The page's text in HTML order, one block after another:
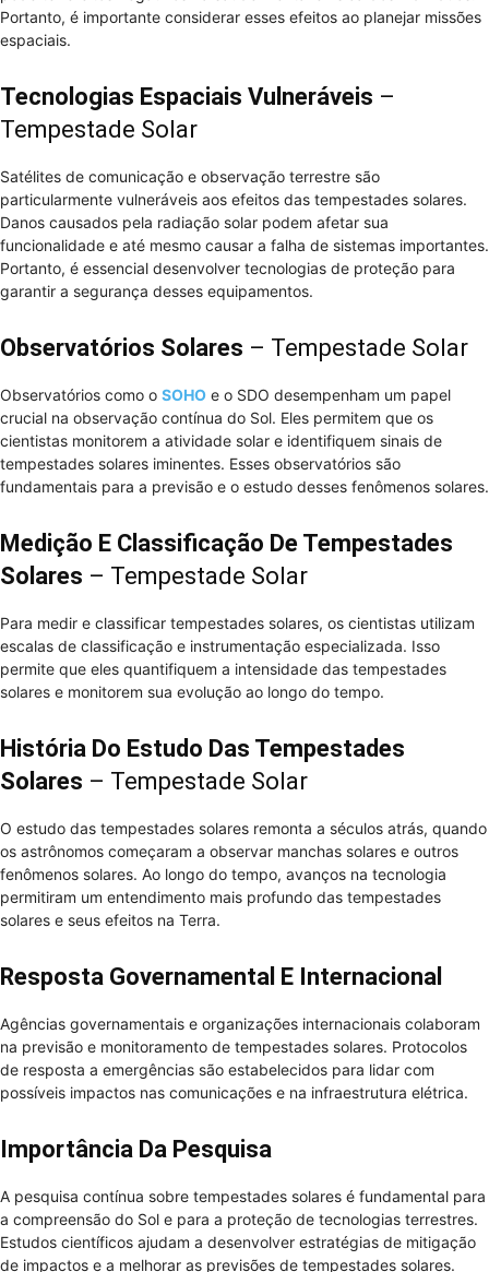
Portanto, é importante considerar esses efeitos ao planejar missões
espaciais.
Tecnologias Espaciais Vulneráveis –
Tempestade Solar
Satélites de comunicação e observação terrestre são
particularmente vulneráveis aos efeitos das tempestades solares.
Danos causados pela radiação solar podem afetar sua
funcionalidade e até mesmo causar a falha de sistemas importantes.
Portanto, é essencial desenvolver tecnologias de proteção para
garantir a segurança desses equipamentos.
Observatórios Solares – Tempestade Solar
Observatórios como o SOHO e o SDO desempenham um papel
crucial na observação contínua do Sol. Eles permitem que os
cientistas monitorem a atividade solar e identifiquem sinais de
tempestades solares iminentes. Esses observatórios são
fundamentais para a previsão e o estudo desses fenômenos solares.
Medição E Classificação De Tempestades
Solares – Tempestade Solar
Para medir e classificar tempestades solares, os cientistas utilizam
escalas de classificação e instrumentação especializada. Isso
permite que eles quantifiquem a intensidade das tempestades
solares e monitorem sua evolução ao longo do tempo.
História Do Estudo Das Tempestades
Solares – Tempestade Solar
O estudo das tempestades solares remonta a séculos atrás, quando
os astrônomos começaram a observar manchas solares e outros
fenômenos solares. Ao longo do tempo, avanços na tecnologia
permitiram um entendimento mais profundo das tempestades
solares e seus efeitos na Terra.
Resposta Governamental E Internacional
Agências governamentais e organizações internacionais colaboram
na previsão e monitoramento de tempestades solares. Protocolos
de resposta a emergências são estabelecidos para lidar com
possíveis impactos nas comunicações e na infraestrutura elétrica.
Importância Da Pesquisa
A pesquisa contínua sobre tempestades solares é fundamental para
a compreensão do Sol e para a proteção de tecnologias terrestres.
Estudos científicos ajudam a desenvolver estratégias de mitigação
de impactos e a melhorar as previsões de tempestades solares.